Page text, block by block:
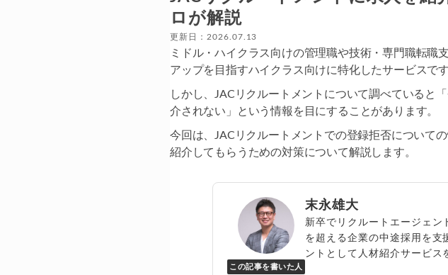
ロが解説
更新日：2026.07.13
ミドル・ハイクラス向けの管理職や技術・専門職転職
アップを目指すハイクラス向けに特化したサービスです
しかし、JACリクルートメントについて調べていると
介されない」という情報を目にすることがあります。
今回は、JACリクルートメントでの登録拒否について
紹介してもらうための対策について解説します。
この記事を書いた人
末永雄大
新卒でリクルートエージェン
を超える企業の中途採用を支
ントとして人材紹介サービ